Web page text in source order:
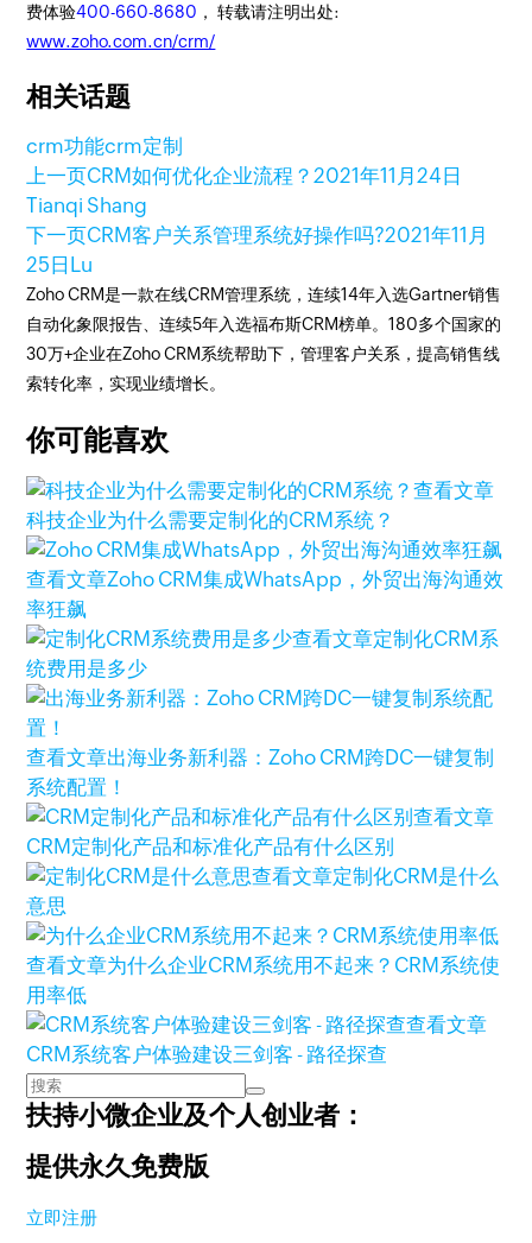
费体验400-660-8680 ， 转载请注明出处:
www.zoho.com.cn/crm/
相关话题
crm功能crm定制
上一页CRM如何优化企业流程？ 2021年11月24日
Tianqi Shang
下一页CRM客户关系管理系统好操作吗?2021年11月
25日 Lu
Zoho CRM是一款在线CRM管理系统，连续14年入选Gartner销售
自动化象限报告、连续5年入选福布斯CRM榜单。180多个国家的
30万+企业在Zoho CRM系统帮助下，管理客户关系，提高销售线
索转化率，实现业绩增长。
你可能喜欢
查看文章
科技企业为什么需要定制化的CRM系统？
查看文章Zoho CRM集成WhatsApp，外贸出海沟通效
率狂飙
查看文章定制化CRM系
统费用是多少
查看文章出海业务新利器：Zoho CRM跨DC一键复制
系统配置！
查看文章
CRM定制化产品和标准化产品有什么区别
查看文章定制化CRM是什么
意思
查看文章为什么企业CRM系统用不起来？CRM系统使
用率低
查看文章
CRM系统客户体验建设三剑客 - 路径探查
扶持小微企业及个人创业者：
提供永久免费版
立即注册